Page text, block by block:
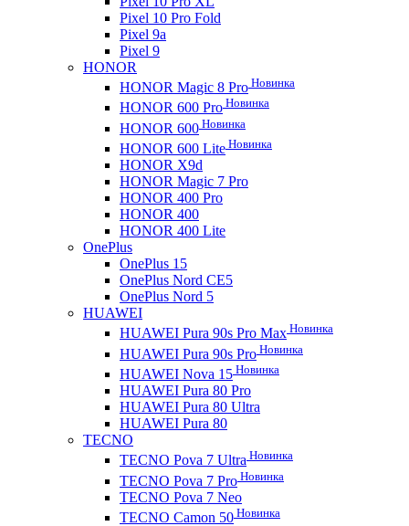
Pixel 10 Pro Fold
Pixel 9a
Pixel 9
HONOR
HONOR Magic 8 Pro Новинка
HONOR 600 Pro Новинка
HONOR 600 Новинка
HONOR 600 Lite Новинка
HONOR X9d
HONOR Magic 7 Pro
HONOR 400 Pro
HONOR 400
HONOR 400 Lite
OnePlus
OnePlus 15
OnePlus Nord CE5
OnePlus Nord 5
HUAWEI
HUAWEI Pura 90s Pro Max Новинка
HUAWEI Pura 90s Pro Новинка
HUAWEI Nova 15 Новинка
HUAWEI Pura 80 Pro
HUAWEI Pura 80 Ultra
HUAWEI Pura 80
TECNO
TECNO Pova 7 Ultra Новинка
TECNO Pova 7 Pro Новинка
TECNO Pova 7 Neo
TECNO Camon 50 Новинка